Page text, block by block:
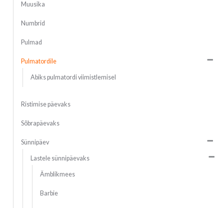
Muusika
Numbrid
Pulmad
Pulmatordile
Abiks pulmatordi viimistlemisel
Ristimise päevaks
Sõbrapäevaks
Sünnipäev
Lastele sünnipäevaks
Ämblikmees
Barbie